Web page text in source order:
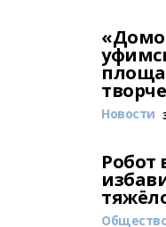
Новости
Робот